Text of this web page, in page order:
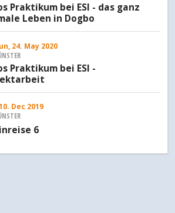
Praktikum bei ESI - das ganz
Leben in Dogbo
24. May 2020
Praktikum bei ESI -
Dec 2019
6